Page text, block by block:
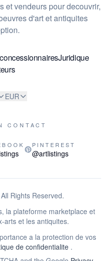
et vendeurs pour decouvrir,
d'art et antiquites
Juridique
EUR
CONTACT
PINTEREST
@artlistings
Rights Reserved.
la plateforme marketplace et
arts et les antiquites.
a la protection de vos
de confidentialite .